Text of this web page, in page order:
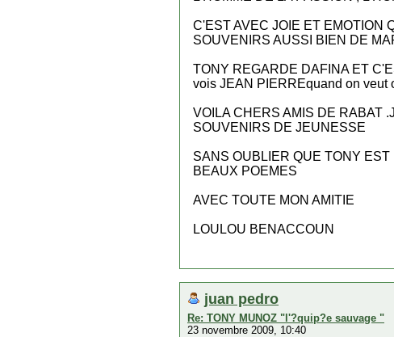
C'EST AVEC JOIE ET EMOTION
SOUVENIRS AUSSI BIEN DE
TONY REGARDE DAFINA ET
vois JEAN PIERREquand on veut
VOILA CHERS AMIS DE RABAT
SOUVENIRS DE JEUNESSE
SANS OUBLIER QUE TONY
BEAUX POEMES
AVEC TOUTE MON AMITIE
LOULOU BENACCOUN
juan pedro
Re: TONY MUNOZ "l'?quip?e sauvage "
23 novembre 2009, 10:40